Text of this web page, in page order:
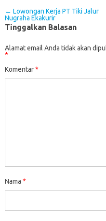
Post navigation
← Lowongan Kerja PT Tiki Jalur
Nugraha Ekakurir
Tinggalkan Balasan
Alamat email Anda tidak akan
*
Komentar*
Nama *